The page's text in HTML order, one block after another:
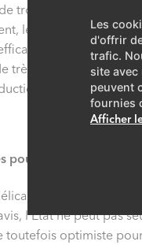
Les
d'offrir
trafic.
site avec
peuvent
fournies
Afficher
trois. Premièrement,
le parc immobilier,
énergétique
très nombreux
de courant qui
pourra-t-on tolérer
Si de nouvelles
l’État ne peut pas
toutefois optimiste